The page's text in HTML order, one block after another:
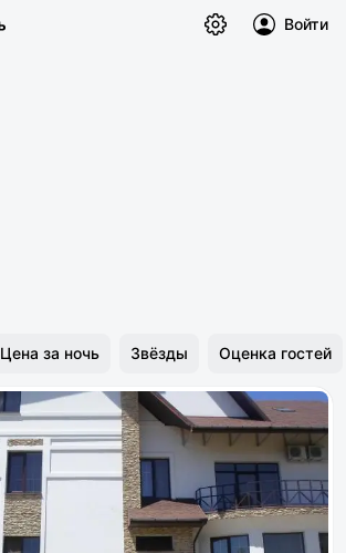
Войти
Цена за ночь Звёзды Оценка гостей